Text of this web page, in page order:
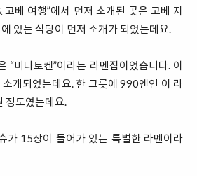
베 여행”에서 먼저 소개된 곳은 고베 지
있는 식당이 먼저 소개가 되었는데요.
“미나토켄”이라는 라멘집이었습니다. 이
개되었는데요. 한 그릇에 990엔인 이 라
정도였는데요.
가 15장이 들어가 있는 특별한 라멘이라